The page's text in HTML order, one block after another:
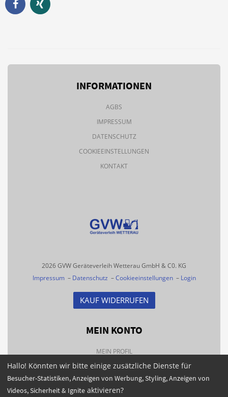
INFORMATIONEN
AGBS
IMPRESSUM
DATENSCHUTZ
COOKIEEINSTELLUNGEN
KONTAKT
2026 GVW Geräteverleih Wetterau GmbH & C0. KG
Impressum– Datenschutz –Cookieeinstellungen– Login
KAUF WIDERRUFEN
MEIN KONTO
MEIN PROFIL
BESTELLHISTORIE
FAQS
Hallo! Könnten wir bitte einige zusätzliche Dienste für
Besucher-Statistiken, Anzeigen von Werbung, Styling, Anzeigen von
Videos, Sicherheit & Ignite aktivieren?